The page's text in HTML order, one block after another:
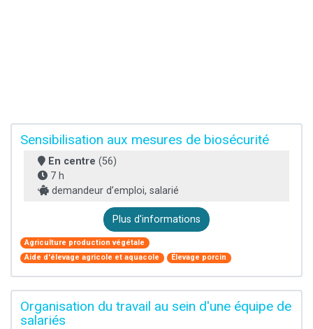
Sensibilisation aux mesures de biosécurité
En centre (56)
7 h
demandeur d’emploi, salarié
Plus d'informations
Agriculture production végétale
Aide d'élevage agricole et aquacole
Élevage porcin
Organisation du travail au sein d'une équipe de
salariés